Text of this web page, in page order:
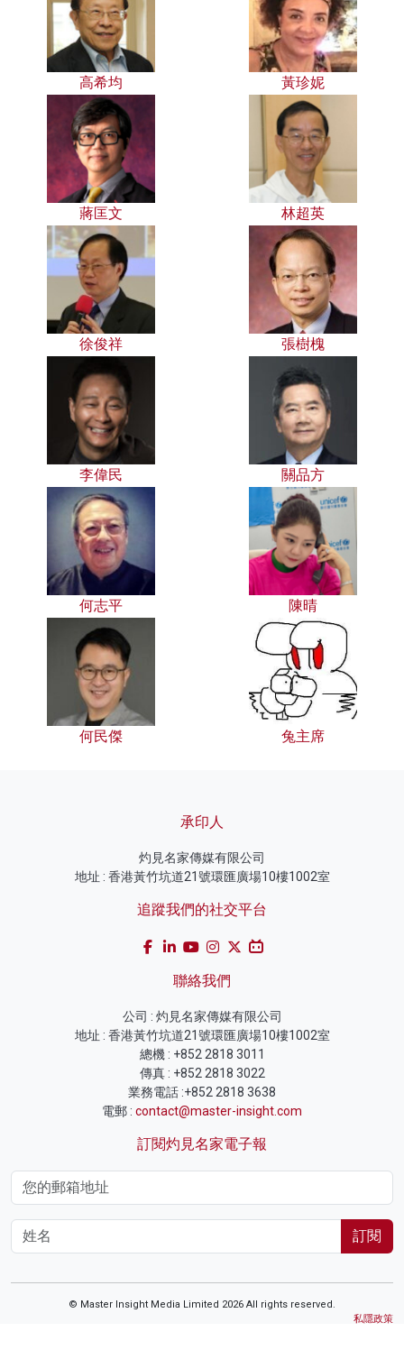
高希均 黃珍妮
蔣匡文 林超英
徐俊祥 張樹槐
李偉民 關品方
何志平 陳晴
何民傑 兔主席
承印人
灼見名家傳媒有限公司
地址 : 香港黃竹坑道21號環匯廣場10樓1002室
追蹤我們的社交平台
聯絡我們
公司 : 灼見名家傳媒有限公司
地址 : 香港黃竹坑道21號環匯廣場10樓1002室
總機 : +852 2818 3011
傳真 : +852 2818 3022
業務電話 :+852 2818 3638
電郵 : contact@master-insight.com
訂閱灼見名家電子報
訂閱
© Master Insight Media Limited 2026 All rights reserved.
私隱政策